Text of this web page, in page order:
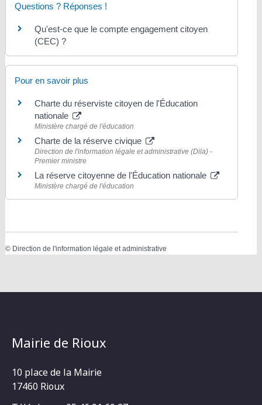
Questions ? Réponses !
Qu'est-ce que le compte engagement citoyen
(CEC) ?
Pour en savoir plus
Charte du réserviste citoyen de l'Éducation
nationale
Ministère chargé de l'éducation
Charte de la réserve civique
Direction de l'information légale et administrative (Dila) -
Premier ministre
La réserve citoyenne de l'Éducation nationale
Ministère chargé de l'éducation
© Direction de l'information légale et administrative
Mairie de Rioux
10 place de la Mairie
17460 Rioux